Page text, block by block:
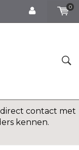
0
contact met
kennen.